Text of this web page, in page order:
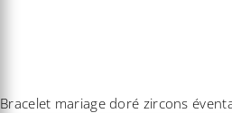
Bracelet mariage doré zircons